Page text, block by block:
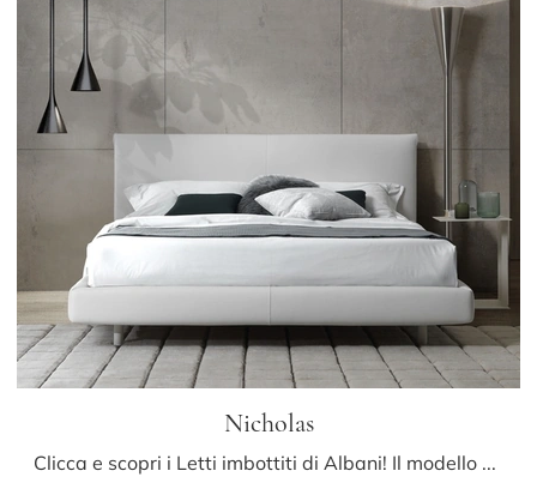
Nicholas
Clicca e scopri i Letti imbottiti di Albani! Il modello Nicholas in pelle ti aspetta nelle versioni matrimoniali.